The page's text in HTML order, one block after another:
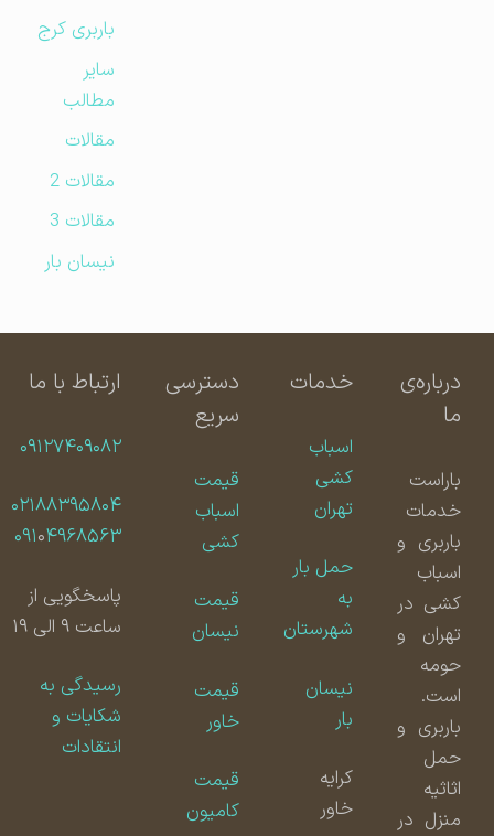
باربری کرج
مطالب
مقالات
مقالات 2
مقالات 3
نیسان بار
درباره‌ی
باراست
خدمات
باربری و
اسباب
کشی در
تهران و
حومه
است.
باربری و
حمل
اثاثیه
منزل در
خدمات
اسباب
کشی
تهران
حمل بار
شهرستان
نیسان
دسترسی
سریع
قیمت
اسباب
کشی
قیمت
نیسان
قیمت
قیمت
کامیون
ارتباط با ما
۰۹۱۲۷۴۰۹۰۸۲
۰۲۱۸۸۳۹۵۸۰۴
۰۹۱۰۴۹۶۸۵۶۳
پاسخگویی از
ساعت ۹ الی ۱۹
رسیدگی به
شکایات و
انتقادات